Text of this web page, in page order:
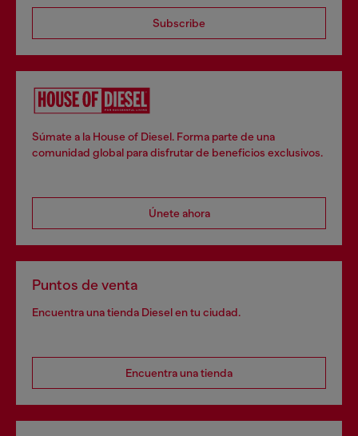
Subscribe
Súmate a la House of Diesel. Forma parte de una
comunidad global para disfrutar de beneficios exclusivos.
Únete ahora
Puntos de venta
Encuentra una tienda Diesel en tu ciudad.
Encuentra una tienda